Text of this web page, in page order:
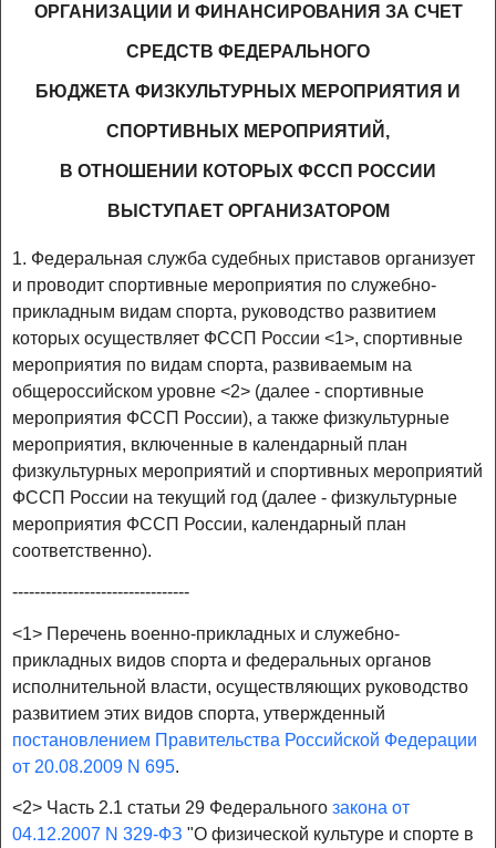
ОРГАНИЗАЦИИ И ФИНАНСИРОВАНИЯ ЗА СЧЕТ
СРЕДСТВ ФЕДЕРАЛЬНОГО
БЮДЖЕТА ФИЗКУЛЬТУРНЫХ МЕРОПРИЯТИЯ И
СПОРТИВНЫХ МЕРОПРИЯТИЙ,
В ОТНОШЕНИИ КОТОРЫХ ФССП РОССИИ
ВЫСТУПАЕТ ОРГАНИЗАТОРОМ
1. Федеральная служба судебных приставов организует
и проводит спортивные мероприятия по служебно-
прикладным видам спорта, руководство развитием
которых осуществляет ФССП России <1>, спортивные
мероприятия по видам спорта, развиваемым на
общероссийском уровне <2> (далее - спортивные
мероприятия ФССП России), а также физкультурные
мероприятия, включенные в календарный план
физкультурных мероприятий и спортивных мероприятий
ФССП России на текущий год (далее - физкультурные
мероприятия ФССП России, календарный план
соответственно).
--------------------------------
<1> Перечень военно-прикладных и служебно-
прикладных видов спорта и федеральных органов
исполнительной власти, осуществляющих руководство
развитием этих видов спорта, утвержденный
постановлением Правительства Российской Федерации
от 20.08.2009 N 695.
<2> Часть 2.1 статьи 29 Федерального закона от
04.12.2007 N 329-ФЗ "О физической культуре и спорте в